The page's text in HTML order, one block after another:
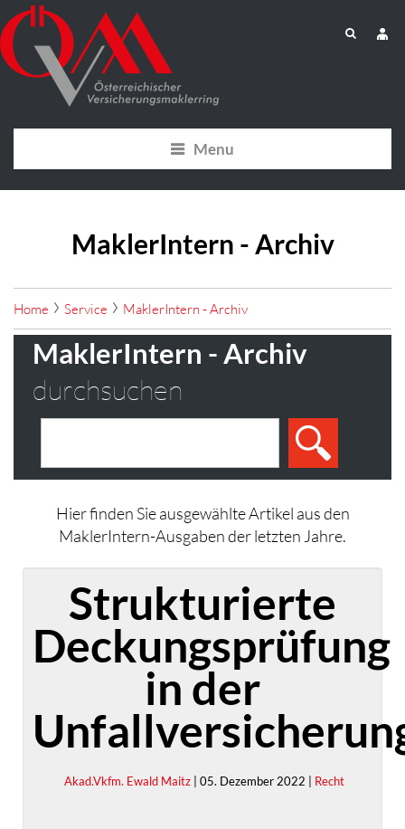
Menu
MaklerIntern - Archiv
Home Service MaklerIntern - Archiv
MaklerIntern - Archiv
durchsuchen
Hier finden Sie ausgewählte Artikel aus den
MaklerIntern-Ausgaben der letzten Jahre.
Strukturierte
Deckungsprüfung
in der
Akad.Vkfm. Ewald Maitz | 05. Dezember 2022 | Recht